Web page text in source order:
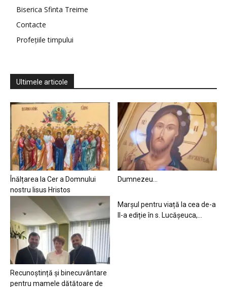
Biserica Sfinta Treime
Contacte
Profețiile timpului
Ultimele articole
Înălțarea la Cer a Domnului
nostru Iisus Hristos
Dumnezeu…
Recunoștință și binecuvântare
pentru mamele dătătoare de
Marșul pentru viață la cea de-a
II-a ediție în s. Lucășeuca,...